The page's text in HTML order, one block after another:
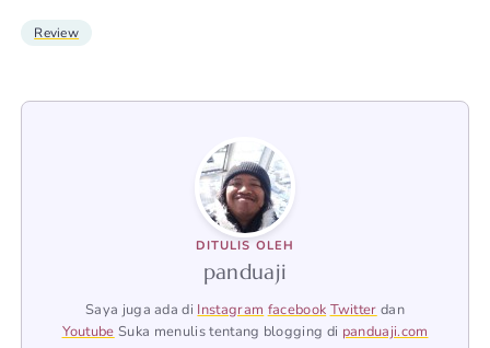
Review
DITULIS OLEH
panduaji
Saya juga ada di Instagram facebook Twitter dan
Youtube Suka menulis tentang blogging di panduaji.com